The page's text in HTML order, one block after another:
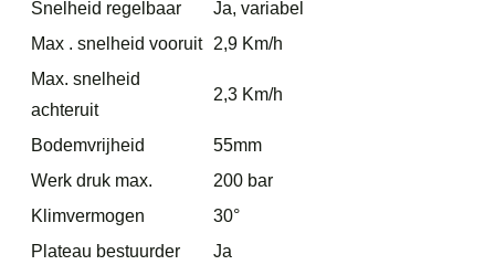
Snelheid regelbaar
Ja, variabel
Max . snelheid vooruit
2,9 Km/h
Max. snelheid
achteruit
2,3 Km/h
Bodemvrijheid
55mm
Werk druk max.
200 bar
Klimvermogen
30°
Plateau bestuurder
Ja